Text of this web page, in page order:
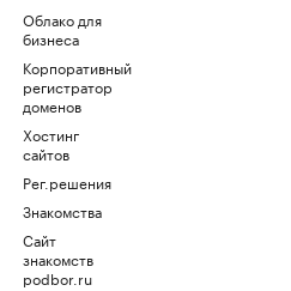
Облако для
бизнеса
Корпоративный
регистратор
доменов
Хостинг
сайтов
Рег.решения
Знакомства
Сайт
знакомств
podbor.ru